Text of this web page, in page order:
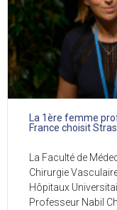
La 1ère femme
France choisit
La Faculté de
Chirurgie
Hôpitaux
Professeur Nabil